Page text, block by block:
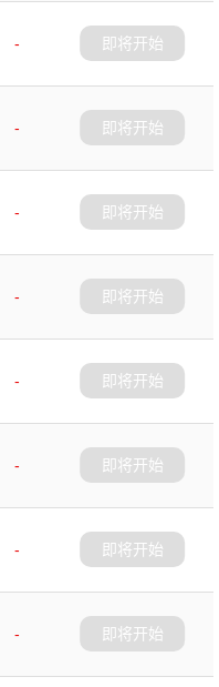
-
即将开始
-
即将开始
-
即将开始
-
即将开始
-
即将开始
-
即将开始
-
即将开始
-
即将开始